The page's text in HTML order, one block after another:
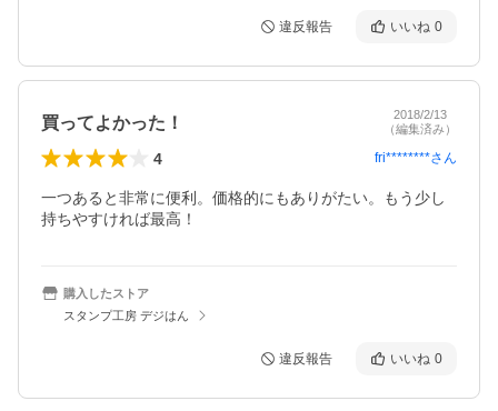
違反報告 いいね 0
買ってよかった！
2018/2/13
（編集済み）
4 fri********さん
一つあると非常に便利。価格的にもありがたい。もう少し
持ちやすければ最高！
購入したストア
スタンプ工房 デジはん
違反報告 いいね 0